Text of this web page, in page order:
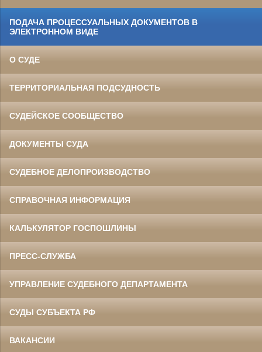
ПОДАЧА ПРОЦЕССУАЛЬНЫХ ДОКУМЕНТОВ В
ЭЛЕКТРОННОМ ВИДЕ
О СУДЕ
ТЕРРИТОРИАЛЬНАЯ ПОДСУДНОСТЬ
СУДЕЙСКОЕ СООБЩЕСТВО
ДОКУМЕНТЫ СУДА
СУДЕБНОЕ ДЕЛОПРОИЗВОДСТВО
СПРАВОЧНАЯ ИНФОРМАЦИЯ
КАЛЬКУЛЯТОР ГОСПОШЛИНЫ
ПРЕСС-СЛУЖБА
УПРАВЛЕНИЕ СУДЕБНОГО ДЕПАРТАМЕНТА
СУДЫ СУБЪЕКТА РФ
ВАКАНСИИ